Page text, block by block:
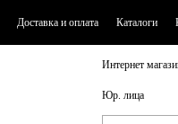
Доставка и оплата Каталоги
Интернет
Юр. лица